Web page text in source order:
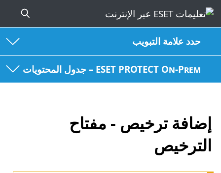
حدد علامة التبويب
ESET PROTECT On-Prem – جدول المحتويات
إضافة ترخيص - مفتاح
الترخيص